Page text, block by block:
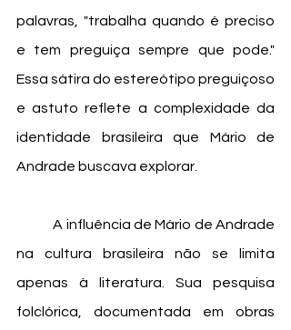
palavras, "trabalha quando é preciso
e tem preguiça sempre que pode."
Essa sátira do estereótipo preguiçoso
e astuto reflete a complexidade da
identidade brasileira que Mário de
Andrade buscava explorar.
	A influência de Mário de Andrade
na cultura brasileira não se limita
apenas à literatura. Sua pesquisa
folclórica, documentada em obras